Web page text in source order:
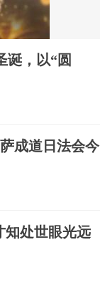
诞，以“圆
成道日法会今
知处世眼光远